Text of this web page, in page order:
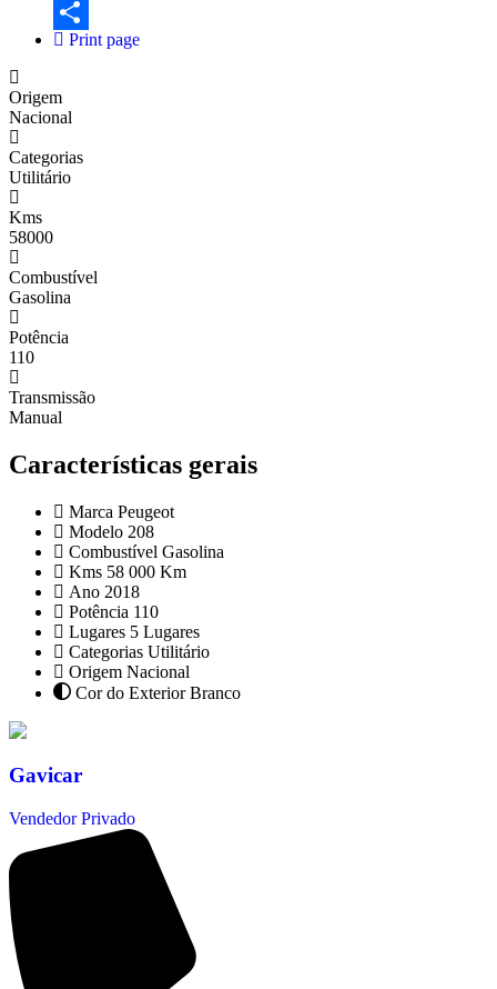
Email
Share
Print page
Origem
Nacional
Categorias
Utilitário
Kms
58000
Combustível
Gasolina
Potência
110
Transmissão
Manual
Características gerais
Marca Peugeot
Modelo 208
Combustível Gasolina
Kms 58 000 Km
Ano 2018
Potência 110
Lugares 5 Lugares
Categorias Utilitário
Origem Nacional
Cor do ExteriorBranco
Gavicar
Vendedor Privado